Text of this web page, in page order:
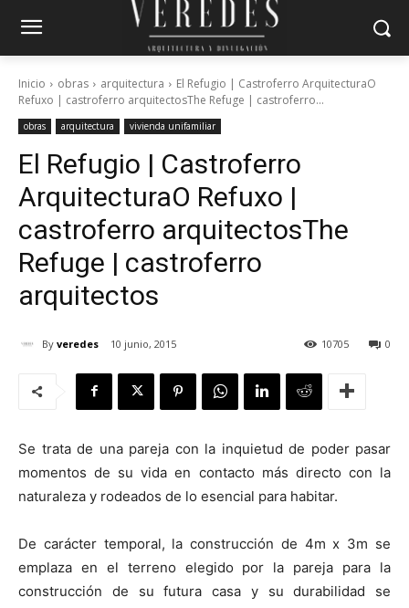
Inicio obras arquitectura
El Refugio | Castroferro ArquitecturaO
Refuxo | castroferro arquitectosThe Refuge | castroferro...
obras arquitectura vivienda unifamiliar
El Refugio | Castroferro
ArquitecturaO Refuxo |
castroferro arquitectosThe
Refuge | castroferro
arquitectos
By veredes 10 junio, 2015 0
10705
Se trata de una pareja con la inquietud de poder pasar
momentos de su vida en contacto más directo con la
naturaleza y rodeados de lo esencial para habitar.
De carácter temporal, la construcción de 4m x 3m se
emplaza en el terreno elegido por la pareja para la
construcción de su futura casa y su durabilidad se